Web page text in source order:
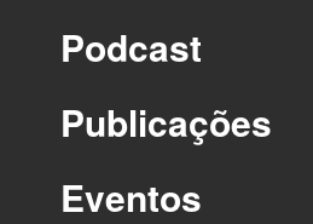
Podcast
Publicações
Eventos